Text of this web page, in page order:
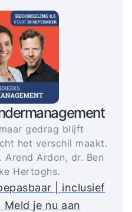
gedrag blijft
het verschil maakt.
Ardon, dr. Ben
Hertoghs.
| inclusief
je nu aan